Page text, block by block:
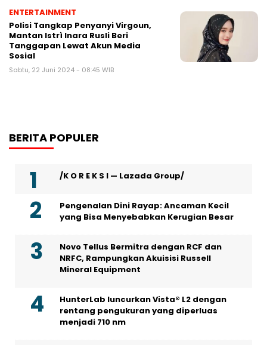
ENTERTAINMENT
Polisi Tangkap Penyanyi Virgoun,
Mantan Istrì Inara Rusli Beri
Tanggapan Lewat Akun Media
Sosial
Sabtu, 22 Juni 2024 - 08:45 WIB
BERITA POPULER
/K O R E K S I — Lazada Group/
Pengenalan Dini Rayap: Ancaman Kecil
yang Bisa Menyebabkan Kerugian Besar
Novo Tellus Bermitra dengan RCF dan
NRFC, Rampungkan Akuisisi Russell
Mineral Equipment
HunterLab luncurkan Vista® L2 dengan
rentang pengukuran yang diperluas
menjadi 710 nm